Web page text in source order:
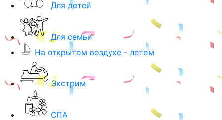
Для детей
Для семьи
На открытом воздухе - летом
Экстрим
СПА